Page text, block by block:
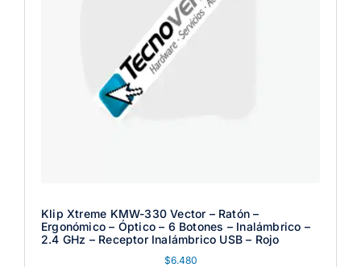
Klip Xtreme KMW-330 Vector – Ratón –
Ergonómico – Óptico – 6 Botones – Inalámbrico –
2.4 GHz – Receptor Inalámbrico USB – Rojo
$6.480